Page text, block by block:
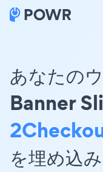
あなたの
Banner
を埋め込み